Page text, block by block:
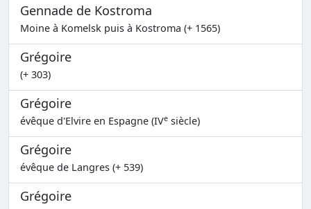
Gennade de Kostroma
Moine à Komelsk puis à Kostroma (+ 1565)
Grégoire
(+ 303)
Grégoire
évêque d'Elvire en Espagne (IVe siècle)
Grégoire
évêque de Langres (+ 539)
Grégoire